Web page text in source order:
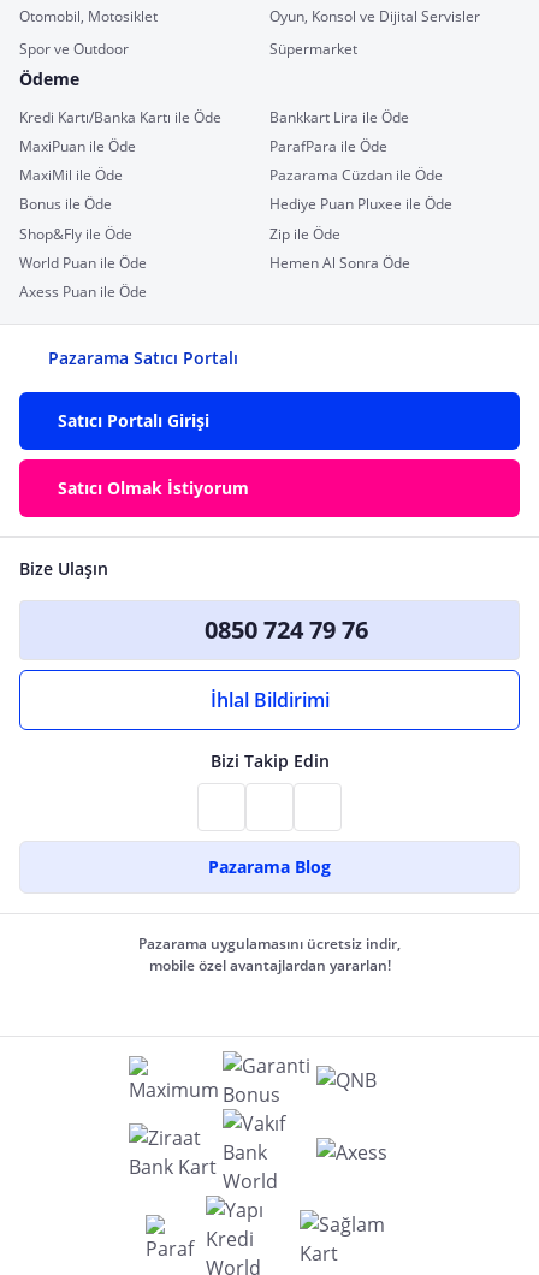
Otomobil, Motosiklet
Oyun, Konsol ve Dijital Servisler
Spor ve Outdoor
Süpermarket
Ödeme
Kredi Kartı/Banka Kartı ile Öde
Bankkart Lira ile Öde
MaxiPuan ile Öde
ParafPara ile Öde
MaxiMil ile Öde
Pazarama Cüzdan ile Öde
Bonus ile Öde
Hediye Puan Pluxee ile Öde
Shop&Fly ile Öde
Zip ile Öde
World Puan ile Öde
Hemen Al Sonra Öde
Axess Puan ile Öde
Pazarama Satıcı Portalı
Satıcı Portalı Girişi
Satıcı Olmak İstiyorum
Bize Ulaşın
0850 724 79 76
İhlal Bildirimi
Bizi Takip Edin
Pazarama Blog
Pazarama uygulamasını ücretsiz indir,
mobile özel avantajlardan yararlan!